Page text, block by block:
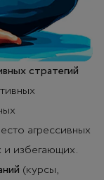
стратегий
агрессивных
и избегающих.
(курсы,